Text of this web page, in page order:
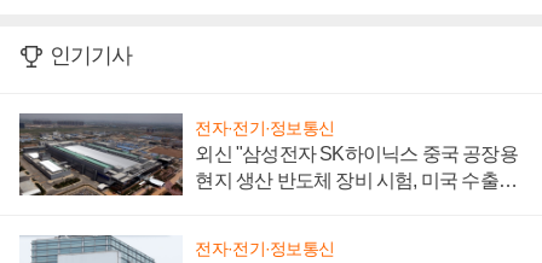
인기기사
전자·전기·정보통신
외신 "삼성전자 SK하이닉스 중국 공장용
현지 생산 반도체 장비 시험, 미국 수출통
전자·전기·정보통신